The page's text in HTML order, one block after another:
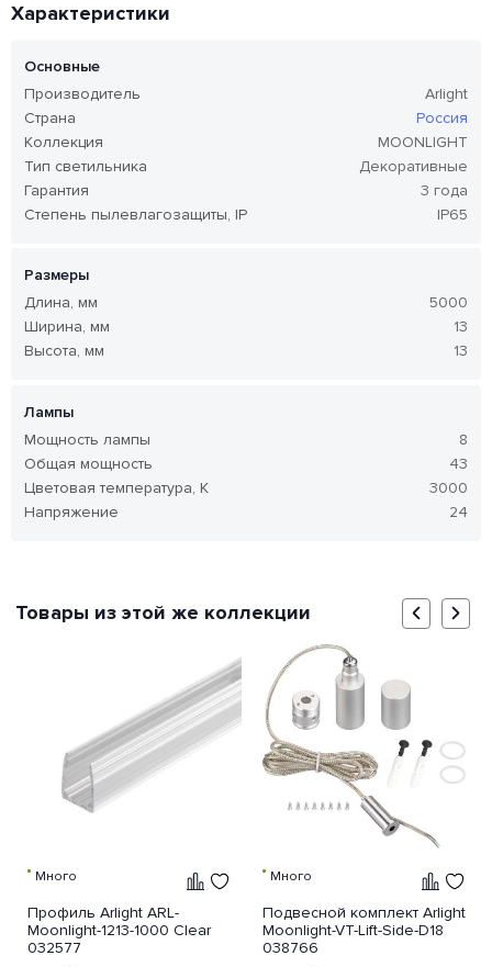
Характеристики
Основные
Производитель
Arlight
Страна
Россия
Коллекция
MOONLIGHT
Тип светильника
Декоративные
Гарантия
3 года
Степень пылевлагозащиты, IP
IP65
Размеры
Длина, мм
5000
Ширина, мм
13
Высота, мм
13
Лампы
Мощность лампы
8
Общая мощность
43
Цветовая температура, K
3000
Напряжение
24
Товары из этой же коллекции
Много
Профиль Arlight ARL-
Moonlight-1213-1000 Clear
032577
Много
Подвесной комплект Arlight
Moonlight-VT-Lift-Side-D18
038766